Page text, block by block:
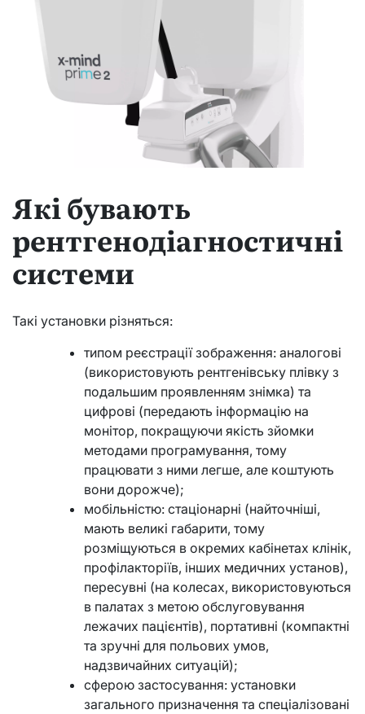
Які бувають
рентгенодіагностичні
системи
Такі установки різняться:
типом реєстрації зображення: аналогові
(використовують рентгенівську плівку з
подальшим проявленням знімка) та
цифрові (передають інформацію на
монітор, покращуючи якість зйомки
методами програмування, тому
працювати з ними легше, але коштують
вони дорожче);
мобільністю: стаціонарні (найточніші,
мають великі габарити, тому
розміщуються в окремих кабінетах клінік,
профілакторіїв, інших медичних установ),
пересувні (на колесах, використовуються
в палатах з метою обслуговування
лежачих пацієнтів), портативні (компактні
та зручні для польових умов,
надзвичайних ситуацій);
сферою застосування: установки
загального призначення та спеціалізовані